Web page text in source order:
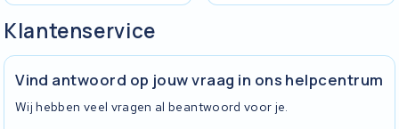
Klantenservice
Vind antwoord op jouw vraag in ons helpcentrum
Wij hebben veel vragen al beantwoord voor je.